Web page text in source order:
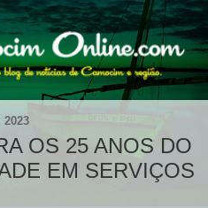
2023
OS 25 ANOS DO
EM SERVIÇOS